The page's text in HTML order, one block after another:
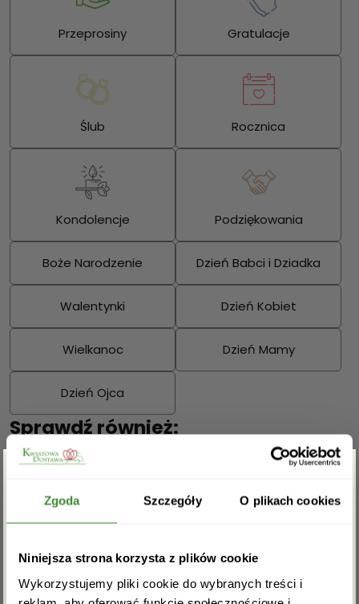
Zgoda Szczegóły O plikach cookies
Niniejsza strona korzysta z plików cookie
Wykorzystujemy pliki cookie do wybranych treści i
Przeprosiny Gratulacje
Ślub Rocznica
Kondolencje Podziękowania
Boże Narodzenie Dzień Babci i Dziadka
Walentynki Dzień Kobiet
Wielkanoc Dzień Mamy
Dzień Ojca
Sprawdź również:
Zgarnij rabat -5%
Zapisz się do newslettera i zgarnij
rabat na pierwsze zakupy!